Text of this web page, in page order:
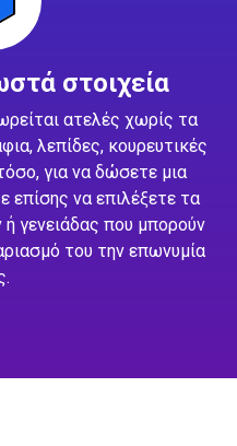
στοιχεία
ατελές χωρίς τα
λεπίδες, κουρευτικές
για να δώσετε μια
επίσης να επιλέξετε τα
ή γενειάδας που μπορούν
του την επωνυμία